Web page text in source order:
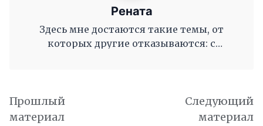
Рената
Здесь мне достаются такие темы, от
которых другие отказываются: с
Прошлый
материал
Следующий
материал